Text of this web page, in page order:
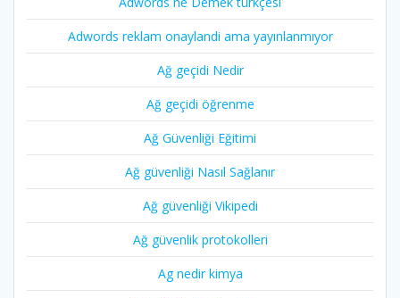
Adwords reklam onaylandi ama yayınlanmıyor
Ağ geçidi Nedir
Ağ geçidi öğrenme
Ağ Güvenliği Eğitimi
Ağ güvenliği Nasıl Sağlanır
Ağ güvenliği Vikipedi
Ağ güvenlik protokolleri
Ag nedir kimya